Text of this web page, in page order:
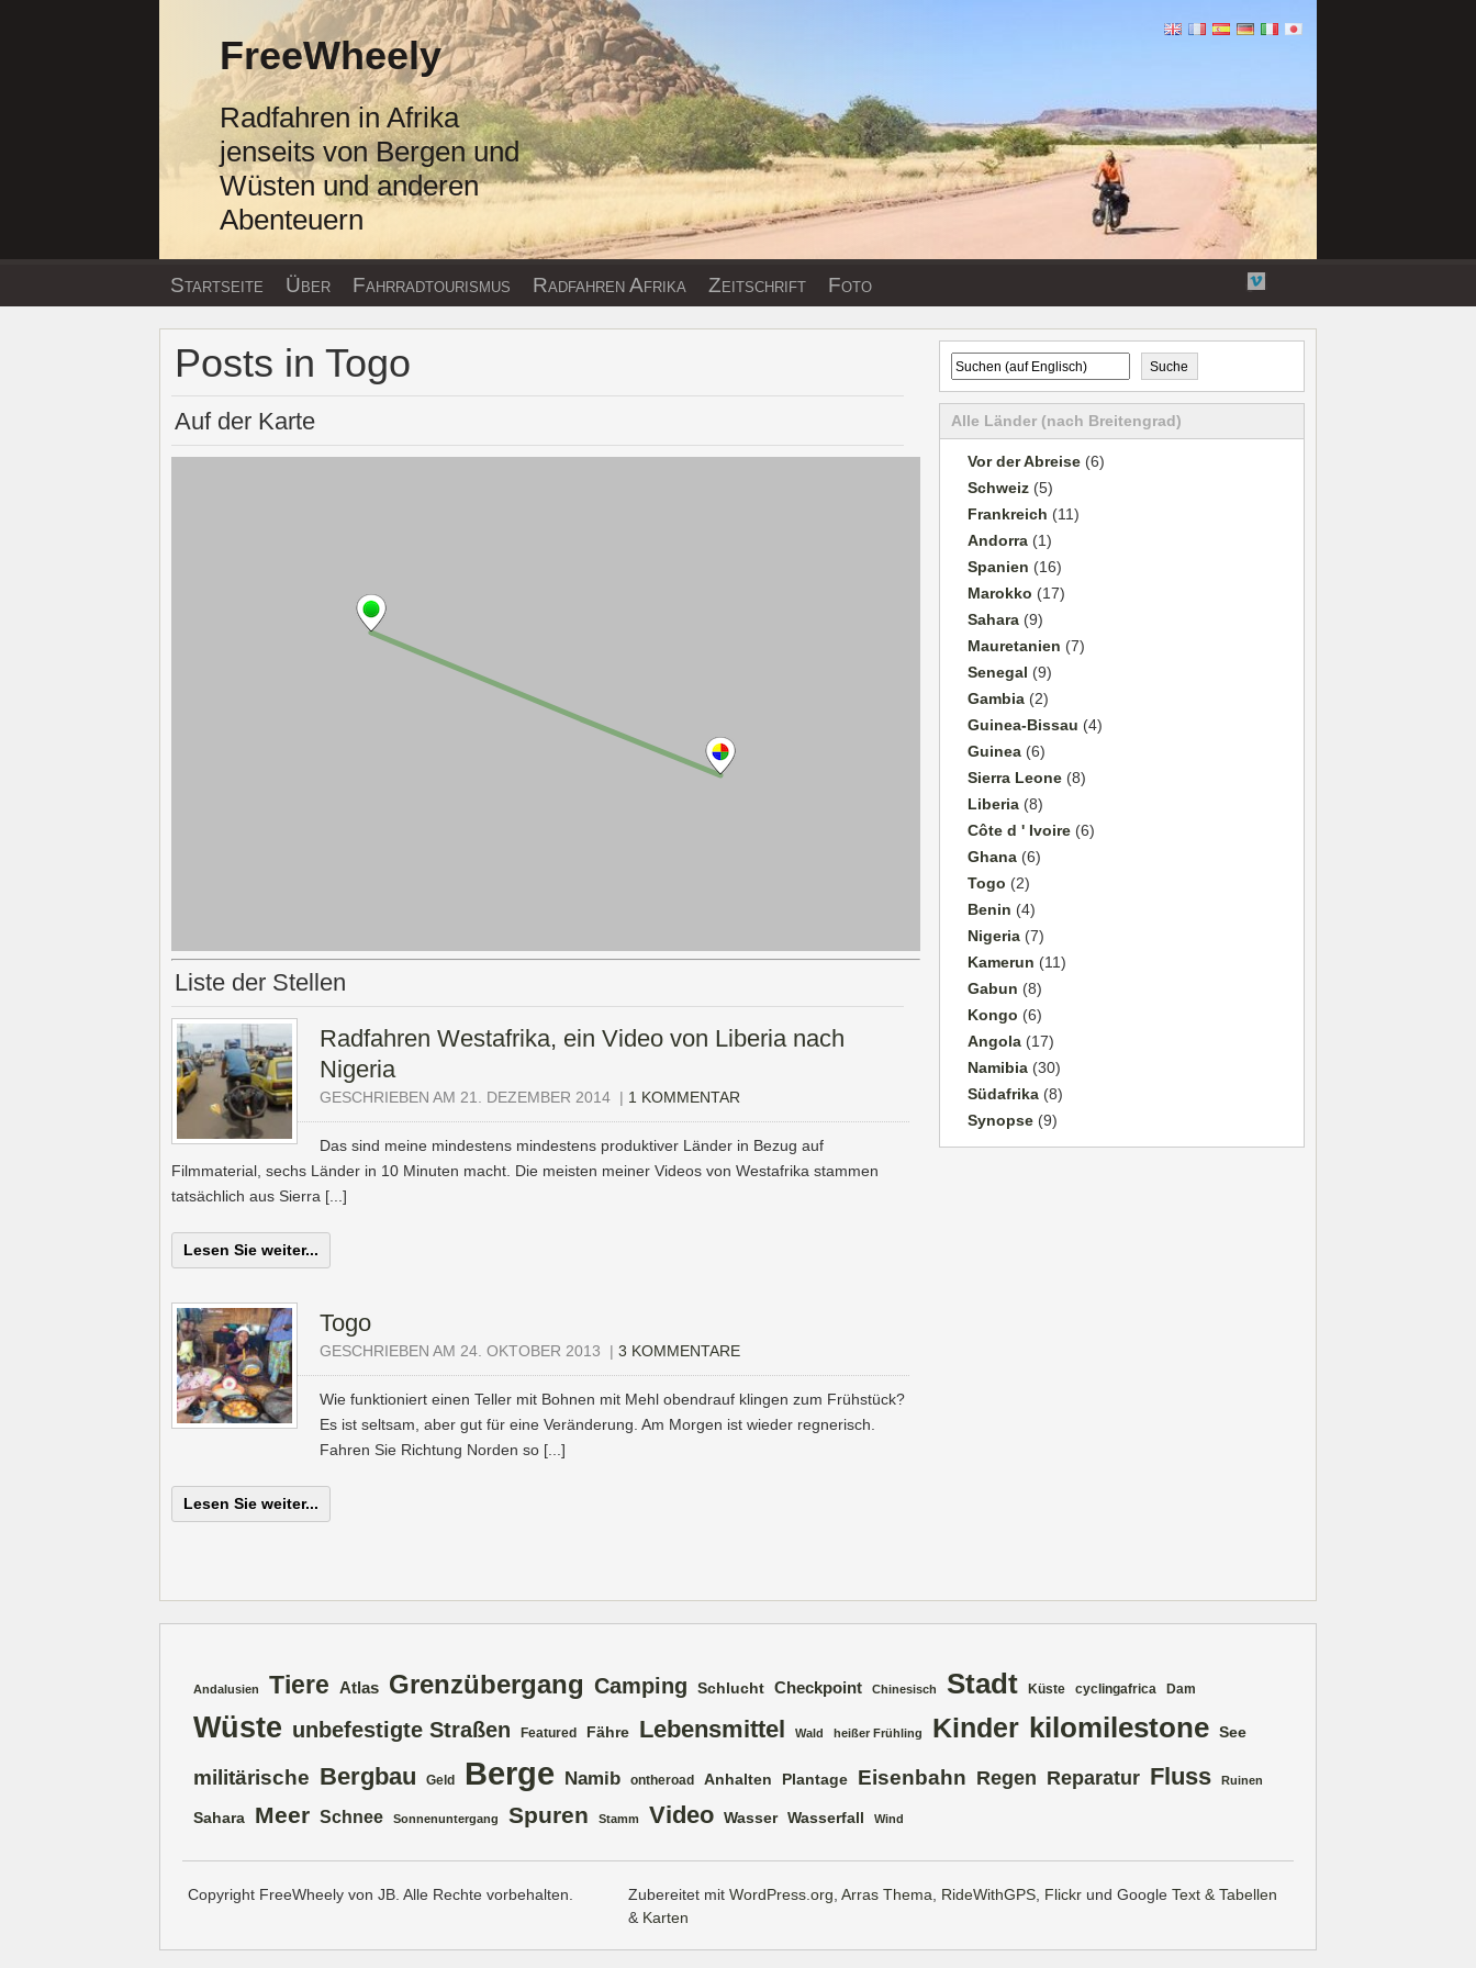
FreeWheely
Radfahren in Afrika
jenseits von Bergen und
Wüsten und anderen
Abenteuern
Startseite Über Fahrradtourismus Radfahren Afrika Zeitschrift Foto
Youtube-
Vimeo
Posts in Togo
Auf der Karte
Liste der Stellen
Radfahren Westafrika, ein Video von Liberia nach
Nigeria
GESCHRIEBEN AM 21. DEZEMBER 2014 | 1 KOMMENTAR
Das sind meine mindestens mindestens produktiver Länder in Bezug auf
Filmmaterial, sechs Länder in 10 Minuten macht. Die meisten meiner Videos von Westafrika stammen
tatsächlich aus Sierra [...]
Lesen Sie weiter...
Togo
GESCHRIEBEN AM 24. OKTOBER 2013 | 3 KOMMENTARE
Wie funktioniert einen Teller mit Bohnen mit Mehl obendrauf klingen zum Frühstück?
Es ist seltsam, aber gut für eine Veränderung. Am Morgen ist wieder regnerisch.
Fahren Sie Richtung Norden so [...]
Lesen Sie weiter...
Suche
Alle Länder (nach Breitengrad)
Vor der Abreise(6)
Schweiz(5)
Frankreich (11)
Andorra(1)
Spanien (16)
Marokko (17)
Sahara(9)
Mauretanien (7)
Senegal (9)
Gambia(2)
Guinea-Bissau (4)
Guinea(6)
Sierra Leone(8)
Liberia(8)
Côte d ' Ivoire(6)
Ghana(6)
Togo (2)
Benin (4)
Nigeria(7)
Kamerun (11)
Gabun (8)
Kongo (6)
Angola(17)
Namibia(30)
Südafrika(8)
Synopse(9)
Andalusien Tiere Atlas Grenzübergang Camping Schlucht Checkpoint Chinesisch Stadt Küste cyclingafrica Dam
Wüste unbefestigte Straßen Featured Fähre Lebensmittel Wald heißer Frühling Kinder kilomilestone See
militärische Bergbau Geld Berge Namib ontheroad Anhalten Plantage Eisenbahn Regen Reparatur Fluss Ruinen
Sahara Meer Schnee Sonnenuntergang Spuren Stamm Video Wasser Wasserfall Wind
Zubereitet mit WordPress.org, Arras Thema, RideWithGPS, Flickrund Google Text & Tabellen
& Karten
Copyright FreeWheely von JB. Alle Rechte vorbehalten.